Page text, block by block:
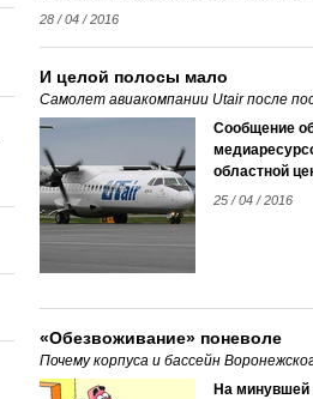
28 / 04 / 2016
И целой полосы мало
Самолет авиакомпании Utair после
Сообщение
областной
25 / 04 / 2016
«Обезвоживание» поневоле
Почему корпуса и бассейн
На минувшей